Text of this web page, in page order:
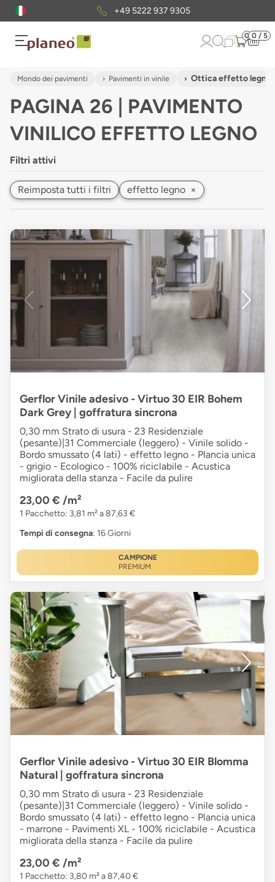
Pacchetto di campionigratuiti
0 0 / 5
Mondo dei pavimenti Pavimenti in vinile Ottica effetto legno
PAGINA 26 | PAVIMENTO
VINILICO EFFETTO LEGNO
Filtri attivi
Reimposta tutti i filtri effetto legno ×
Gerflor Vinile adesivo - Virtuo 30 EIR Bohem
Dark Grey | goffratura sincrona
0,30 mm Strato di usura - 23 Residenziale
(pesante)|31 Commerciale (leggero) - Vinile solido -
Bordo smussato (4 lati) - effetto legno - Plancia unica
- grigio - Ecologico - 100% riciclabile - Acustica
migliorata della stanza - Facile da pulire
23,00 € /m²
1 Pacchetto: 3,81 m² a 87,63 €
Tempi di consegna: 16 Giorni
CAMPIONE
PREMIUM
Gerflor Vinile adesivo - Virtuo 30 EIR Blomma
Natural | goffratura sincrona
0,30 mm Strato di usura - 23 Residenziale
(pesante)|31 Commerciale (leggero) - Vinile solido -
Bordo smussato (4 lati) - effetto legno - Plancia unica
- marrone - Pavimenti XL - 100% riciclabile - Acustica
migliorata della stanza - Facile da pulire
23,00 € /m²
1 Pacchetto: 3,80 m² a 87,40 €